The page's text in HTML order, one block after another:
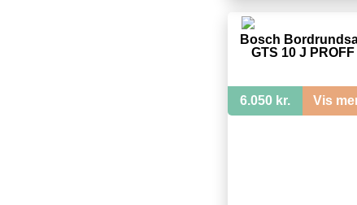
Bosch
GTS 10 J PROFF
6.050 kr. Vis